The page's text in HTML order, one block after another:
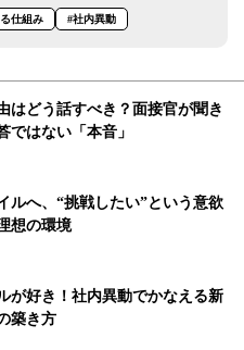
仕組み #社内異動
はどう話すべき？面接官が聞き
ではない「本音」
ルへ、“挑戦したい”という意欲
想の環境
が好き！社内異動でかなえる新
築き方